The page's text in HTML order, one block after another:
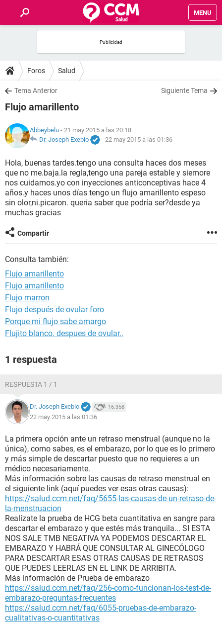
MENU
FOROS
SALUD
FAMILIA
NUTRICIÓN
BIENESTAR
SEXUALIDAD
GLOSARIO
Foros Salud
Tema Anterior Siguiente Tema
Flujo amarillento
Abbeybelu - 21 may 2015 a las 20:18
Dr. Joseph Exebio
- 22 may 2015 a las 01:36
Hola, buenas tardes.tengo una consulta haces dos meses
que no me.baja.la regla,tengo una pareja estable y siemore
nos cuidamos.yo con inyecciones anticonceptivas hace 4
años.y haces unos días tengo un flujo amarillento espeso
sin olor,ni.picaron. queria saber que podría ser?desde ya
muchas gracias
Compartir
Consulta también:
Flujo amarillento
Flujo amarillento
Flujo marron
Flujo después de ovular foro
Porque mi flujo sabe amargo
Flujito blanco. despues de ovular..
1 respuesta
RESPUESTA 1 / 1
Dr. Joseph Exebio 16.358
22 may 2015 a las 01:36
La primera opción ante un retraso menstrual (aunque no la
única), como sabes, es el embarazo, por lo que es lo primero
y más simple de descartar puesto que no requieres a un
médico necesariamente.
Más información sobre las causas de retraso menstrual en
el siguiente link (aquí puedes ver esas otras causas):
https://salud.ccm.net/faq/5655-las-causas-de-un-retraso-de-
la-menstruacion
Realízate la prueba de HCG beta cuantitativa en sangre para
descartar el embarazo y que estés más tranquila... SI ESTA
NOS SALE TMB NEGATIVA YA PODEMOS DESCARTAR EL
EMBARAZO Y HABRÁ QUE CONSULTAR AL GINECÓLOGO
PARA DESCARTAR ESAS OTRAS CAUSAS DE RETRASOS
QUE PUEDES LEERLAS EN EL LINK DE ARRIBITA.
Más información de Prueba de embarazo
https://salud.ccm.net/faq/256-como-funcionan-los-test-de-
embarazo-preguntas-frecuentes
https://salud.ccm.net/faq/6055-pruebas-de-embarazo-
cualitativas-o-cuantitativas